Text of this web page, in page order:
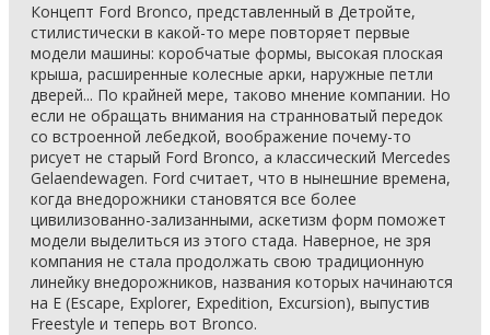
Концепт Ford Bronco, представленный в Детройте,
стилистически в какой-то мере повторяет первые
модели машины: коробчатые формы, высокая плоская
крыша, расширенные колесные арки, наружные петли
дверей... По крайней мере, таково мнение компании. Но
если не обращать внимания на странноватый передок
со встроенной лебедкой, воображение почему-то
рисует не старый Ford Bronco, а классический Mercedes
Gelaendewagen. Ford считает, что в нынешние времена,
когда внедорожники становятся все более
цивилизованно-зализанными, аскетизм форм поможет
модели выделиться из этого стада. Наверное, не зря
компания не стала продолжать свою традиционную
линейку внедорожников, названия которых начинаются
на Е (Escape, Explorer, Expedition, Excursion), выпустив
Freestyle и теперь вот Bronco.